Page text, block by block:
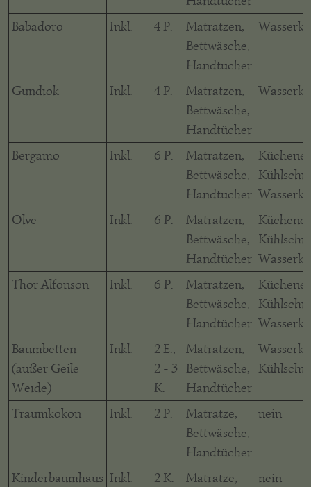
Babadoro
Inkl. 4 P.
Matratzen,
Bettwäsche,
Handtücher
Gundiok Inkl. 4 P.
Matratzen,
Bettwäsche,
Handtücher
Bergamo Inkl. 6 P.
Matratzen,
Bettwäsche,
Handtücher
Olve
Inkl. 6 P.
Matratzen,
Bettwäsche,
Handtücher
Thor Alfonson
Inkl. 6 P.
Matratzen,
Bettwäsche,
Handtücher
Baumbetten
(außer Geile
Weide)
Inkl.
2 E.,
2 - 3
K.
Matratzen,
Bettwäsche,
Handtücher
Traumkokon Inkl. 2 P.
Matratze,
Bettwäsche,
Handtücher
nein
Kinderbaumhaus Inkl. 2 K.
Matratze,
nein